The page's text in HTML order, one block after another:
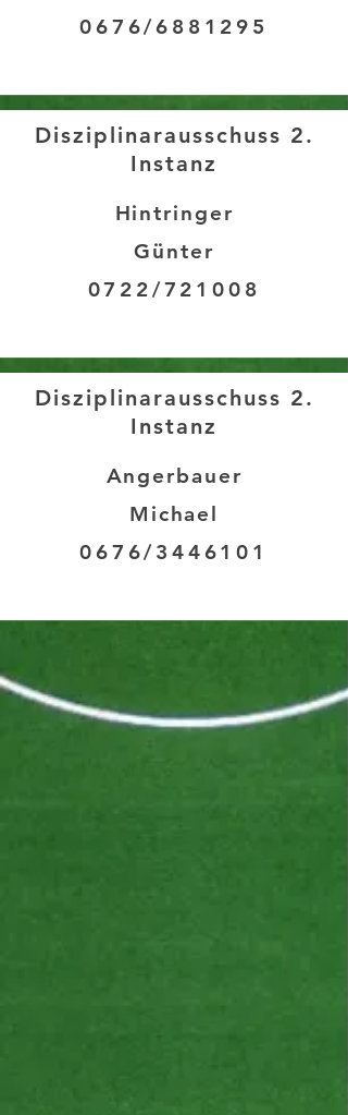
0676/6881295
Disziplinarausschuss 2.
Instanz
Hintringer
Günter
0722/721008
Disziplinarausschuss 2.
Instanz
Angerbauer
Michael
0676/3446101